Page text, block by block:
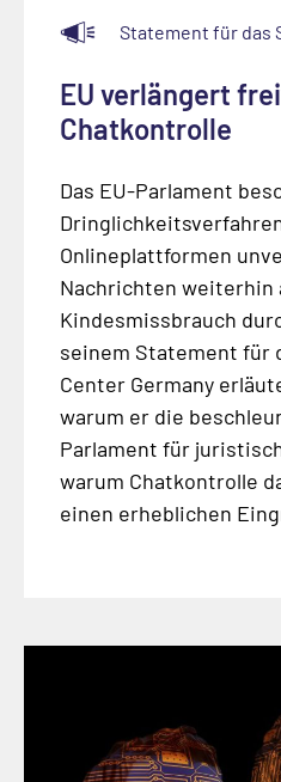
Statement für das
EU verlängert
Chatkontrolle
Das EU-Parlament
Onlineplattformen
Nachrichten
Kindesmissbrauch
seinem Statement für
Center Germany
warum er die
Parlament für
warum Chatkontrolle
einen erheblichen